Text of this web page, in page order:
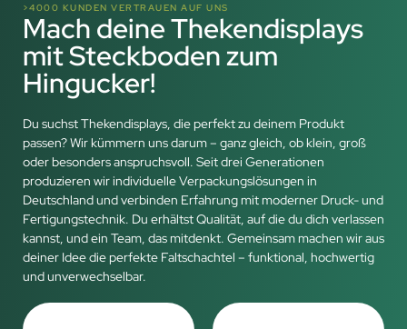
>4000 KUNDEN VERTRAUEN AUF UNS
Mach deine Thekendisplays
mit Steckboden zum
Hingucker!
Du suchst Thekendisplays, die perfekt zu deinem Produkt
passen? Wir kümmern uns darum – ganz gleich, ob klein, groß
oder besonders anspruchsvoll. Seit drei Generationen
produzieren wir individuelle Verpackungslösungen in
Deutschland und verbinden Erfahrung mit moderner Druck- und
Fertigungstechnik. Du erhältst Qualität, auf die du dich verlassen
kannst, und ein Team, das mitdenkt. Gemeinsam machen wir aus
deiner Idee die perfekte Faltschachtel – funktional, hochwertig
und unverwechselbar.